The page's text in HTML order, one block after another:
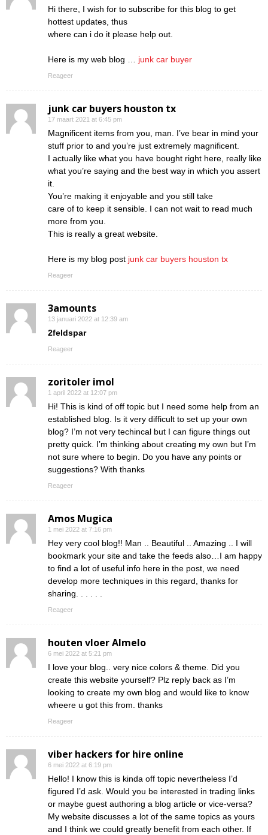
Hi there, I wish for to subscribe for this blog to get
hottest updates, thus
where can i do it please help out.
Here is my web blog … junk car buyer
Reageer
junk car buyers houston tx
17 maart 2021 at 6:45 pm
Magnificent items from you, man. I’ve bear in mind your
stuff prior to and you’re just extremely magnificent.
I actually like what you have bought right here, really like
what you’re saying and the best way in which you assert
it.
You’re making it enjoyable and you still take
care of to keep it sensible. I can not wait to read much
more from you.
This is really a great website.
Here is my blog post junk car buyers houston tx
Reageer
3amounts
13 januari 2022 at 12:39 am
2feldspar
Reageer
zoritoler imol
1 april 2022 at 12:07 pm
Hi! This is kind of off topic but I need some help from an
established blog. Is it very difficult to set up your own
blog? I’m not very techincal but I can figure things out
pretty quick. I’m thinking about creating my own but I’m
not sure where to begin. Do you have any points or
suggestions? With thanks
Reageer
Amos Mugica
1 mei 2022 at 7:16 pm
Hey very cool blog!! Man .. Beautiful .. Amazing .. I will
bookmark your site and take the feeds also…I am happy
to find a lot of useful info here in the post, we need
develop more techniques in this regard, thanks for
sharing. . . . . .
Reageer
houten vloer Almelo
6 mei 2022 at 5:21 pm
I love your blog.. very nice colors & theme. Did you
create this website yourself? Plz reply back as I’m
looking to create my own blog and would like to know
wheere u got this from. thanks
Reageer
viber hackers for hire online
6 mei 2022 at 6:19 pm
Hello! I know this is kinda off topic nevertheless I’d
figured I’d ask. Would you be interested in trading links
or maybe guest authoring a blog article or vice-versa?
My website discusses a lot of the same topics as yours
and I think we could greatly benefit from each other. If